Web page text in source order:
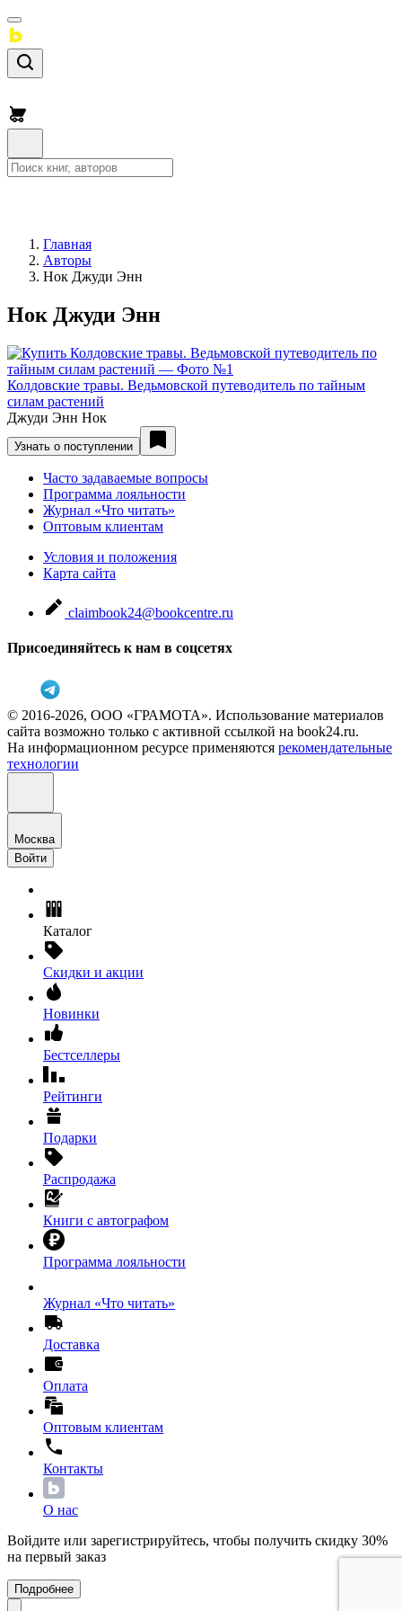
Главная
Авторы
Нок Джуди Энн
Нок Джуди Энн
Колдовские травы. Ведьмовской путеводитель по тайным
силам растений
Джуди Энн Нок
Узнать о поступлении
Часто задаваемые вопросы
Программа лояльности
Журнал «Что читать»
Оптовым клиентам
Условия и положения
Карта сайта
claimbook24@bookcentre.ru
Присоединяйтесь к нам в соцсетях
© 2016-2026, ООО «ГРАМОТА». Использование материалов
сайта возможно только с активной ссылкой на book24.ru.
На информационном ресурсе применяются рекомендательные
технологии
Москва
Войти
Каталог
Скидки и акции
Новинки
Бестселлеры
Рейтинги
Подарки
Распродажа
Книги с автографом
Программа лояльности
Журнал «Что читать»
Доставка
Оплата
Оптовым клиентам
Контакты
О нас
Войдите или зарегистрируйтесь, чтобы получить скидку 30%
на первый заказ
Подробнее